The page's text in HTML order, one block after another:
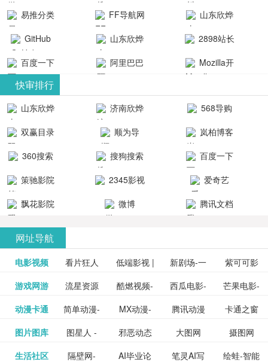
速，支持在
线观看，满
足各类影迷
需求，提供
无广告、高
清流畅的观
影体验。
看的电视
剧、最新的
电影在线观
看，神马影
最新好看的
剧片、爱情
片、搞笑片
等全新电
影，是影
的在线观
看，快来碟
调电影网在
线观看最新
热门影视作
软件免费下
载、资源免
费共享、技
术教程学习
台！整合破
合破解游
戏、整合安
卓破解软件
分享与下
载！旨在打
件共享站、
资源
引擎
频
易推分类
目录网
FF导航网
山东欣烨
化工有限公
GitHub
山东欣烨
生物科技有
2898站长
资源平台
百度一下
阿里巴巴
Mozilla开
快审排行
山东欣烨
生物科技有
济南欣烨
科技有限公
568导购
网
双赢目录
顺为导
航-办公运营
岚柏博客
360搜索
搜狗搜索
百度一下
策驰影院
2345影视
大全
爱奇艺
VIP会员
飘花影院
微博 腾讯文档
网址导航
电影视频 看片狂人 低端影视 |
免费高清
在线电影
新剧场-一
个网盘资
源分享小
紫可可影
视-紫可可,
免费提供
泡剧网_最
新电视剧
免费在线
更多>>
游戏网游 流星资源
网-流星蝴
蝶剑官网
酷燃视频-
致力于打
造中国领
西瓜电影-
西瓜视频
网站电影
芒果电影-
芒果TV网
站电影频
豆瓣电影-
豆瓣电影
更多>>
动漫卡通 简单动漫-
日本动画
MX动漫-
最新最全
腾讯动漫
频道
卡通之窗
三毛漫画
网
更多>>
图片图库 图星人 -
设计图片
邪恶动态
图片大全
大图网
摄图网
图行天下
更多>>
生活社区 隔壁网- AI毕业论 笔灵AI写 绘蛙-智能